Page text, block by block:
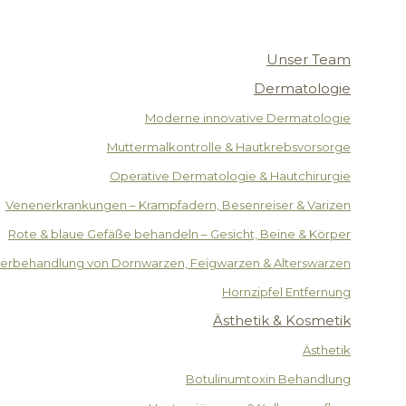
Unser Team
Dermatologie
Moderne innovative Dermatologie
Muttermalkontrolle & Hautkrebsvorsorge
Operative Dermatologie & Hautchirurgie
Venenerkrankungen – Krampfadern, Besenreiser & Varizen
Rote & blaue Gefäße behandeln – Gesicht, Beine & Körper
von Dornwarzen, Feigwarzen & Alterswarzen
Hornzipfel Entfernung
Ästhetik & Kosmetik
Ästhetik
Botulinumtoxin Behandlung